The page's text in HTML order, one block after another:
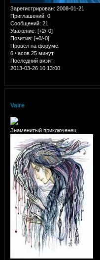
Зарегистрирован: 2008-01-21
Приглашений: 0
Сообщений: 21
Уважение: [+2/-0]
Позитив: [+0/-0]
Провел на форуме:
6 часов 25 минут
Последний визит:
2013-03-26 10:13:00
Vaire
Знаменитый приключенец